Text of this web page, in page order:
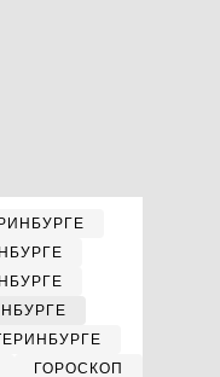
ГОРОСКОП